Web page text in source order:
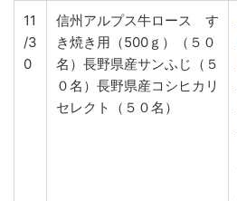
11
/3
0
信州アルプス牛ロース す
き焼き用（500ｇ）（５０
名）長野県産サンふじ（５
０名）長野県産コシヒカリ
セレクト（５０名）